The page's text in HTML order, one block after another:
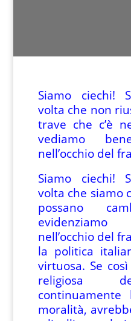
Siamo ciechi!
volta che non
trave che c’è
vediamo
nell’occhio del
Siamo ciechi!
volta che siamo
possano
nell’occhio del
la politica
virtuosa. Se
religiosa
moralità,